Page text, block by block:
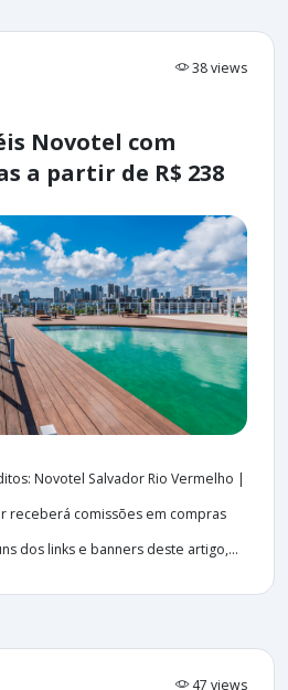
38 views
Novotel com
a partir de R$ 238
Novotel Salvador Rio Vermelho |
receberá comissões em compras
dos links e banners deste artigo,...
47 views